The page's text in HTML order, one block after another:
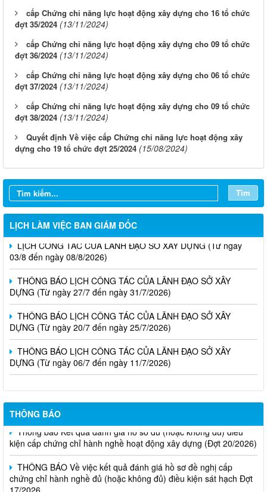
cấp Chứng chỉ năng lực hoạt động xây dựng cho 16 tổ chức
đợt 35/2024 (13/11/2024)
cấp Chứng chỉ năng lực hoạt động xây dựng cho 09 tổ chức
đợt 36/2024 (13/11/2024)
cấp Chứng chỉ năng lực hoạt động xây dựng cho 06 tổ chức
đợt 37/2024 (13/11/2024)
cấp Chứng chỉ năng lực hoạt động xây dựng cho 09 tổ chức
đợt 38/2024 (13/11/2024)
Quyết định Về việc cấp Chứng chỉ năng lực hoạt động xây
dựng cho 19 tổ chức đợt 25/2024 (15/08/2024)
Tìm
LỊCH LÀM VIỆC BAN GIÁM ĐỐC
LỊCH CÔNG TÁC CỦA LÃNH ĐẠO SỞ XÂY DỰNG (Từ ngày
03/8 đến ngày 08/8/2026)
THÔNG BÁO LỊCH CÔNG TÁC CỦA LÃNH ĐẠO SỞ XÂY
DỰNG (Từ ngày 27/7 đến ngày 31/7/2026)
THÔNG BÁO LỊCH CÔNG TÁC CỦA LÃNH ĐẠO SỞ XÂY
DỰNG (Từ ngày 20/7 đến ngày 25/7/2026)
THÔNG BÁO LỊCH CÔNG TÁC CỦA LÃNH ĐẠO SỞ XÂY
DỰNG (Từ ngày 06/7 đến ngày 11/7/2026)
THÔNG BÁO
Thông báo Kết quả đánh giá hồ sơ đủ (hoặc không đủ) điều
kiện cấp chứng chỉ hành nghề hoạt động xây dựng (Đợt 20/2026)
THÔNG BÁO Về việc kết quả đánh giá hồ sơ đề nghị cấp
chứng chỉ hành nghề đủ (hoặc không đủ) điều kiện sát hạch Đợt
17/2026